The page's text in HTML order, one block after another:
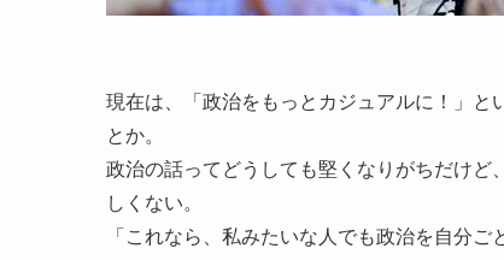
現在は、「政治をもっとカジュアルに！」
とか。
政治の話ってどうしても堅くなりがちだけど
しくない。
「これなら、私みたいな人でも政治を自分ご